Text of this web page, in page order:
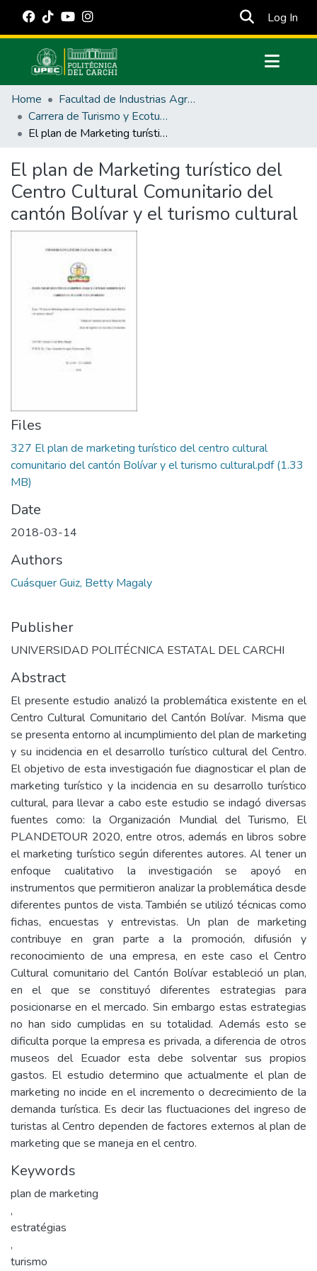
Log In
Communities & Collections
All of DSpace
Statistics
Estadísticas Externas
Manuales
Home
Facultad de Industrias Agropecuarias y Ciencias Ambientales
Carrera de Turismo y Ecoturimo
El plan de Marketing turístico del Centro Cultural Comunitario del cantón Bolívar y el turismo cultural
El plan de Marketing turístico del
Centro Cultural Comunitario del
cantón Bolívar y el turismo cultural
Files
327 El plan de marketing turístico del centro cultural
comunitario del cantón Bolívar y el turismo cultural.pdf(1.33
MB)
Date
2018-03-14
Authors
Cuásquer Guiz, Betty Magaly
Publisher
UNIVERSIDAD POLITÉCNICA ESTATAL DEL CARCHI
Abstract
El presente estudio analizó la problemática existente en el
Centro Cultural Comunitario del Cantón Bolívar. Misma que
se presenta entorno al incumplimiento del plan de marketing
y su incidencia en el desarrollo turístico cultural del Centro.
El objetivo de esta investigación fue diagnosticar el plan de
marketing turístico y la incidencia en su desarrollo turístico
cultural, para llevar a cabo este estudio se indagó diversas
fuentes como: la Organización Mundial del Turismo, El
PLANDETOUR 2020, entre otros, además en libros sobre
el marketing turístico según diferentes autores. Al tener un
enfoque cualitativo la investigación se apoyó en
instrumentos que permitieron analizar la problemática desde
diferentes puntos de vista. También se utilizó técnicas como
fichas, encuestas y entrevistas. Un plan de marketing
contribuye en gran parte a la promoción, difusión y
reconocimiento de una empresa, en este caso el Centro
Cultural comunitario del Cantón Bolívar estableció un plan,
en el que se constituyó diferentes estrategias para
posicionarse en el mercado. Sin embargo estas estrategias
no han sido cumplidas en su totalidad. Además esto se
dificulta porque la empresa es privada, a diferencia de otros
museos del Ecuador esta debe solventar sus propios
gastos. El estudio determino que actualmente el plan de
marketing no incide en el incremento o decrecimiento de la
demanda turística. Es decir las fluctuaciones del ingreso de
turistas al Centro dependen de factores externos al plan de
marketing que se maneja en el centro.
Keywords
plan de marketing
,
estratégias
,
turismo